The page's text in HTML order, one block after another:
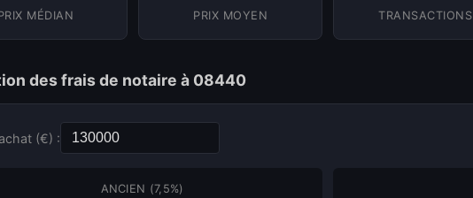
MÉDIAN PRIX MOYEN TRANSACTIONS
des frais de notaire à 08440
(€) :
ANCIEN (7,5%)